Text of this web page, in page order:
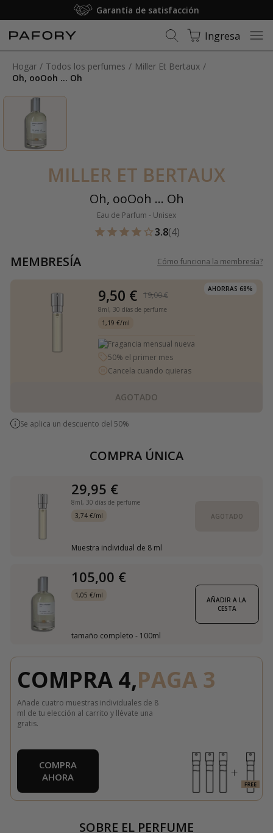
Garantía de satisfacción
Ingresa
Hogar Todos los perfumes
Miller Et Bertaux
Oh, ooOoh ... Oh
MILLER ET BERTAUX
Oh, ooOoh ... Oh
Eau de Parfum - Unisex
3.8(4)
MEMBRESÍA Cómo funciona la membresía?
AHORRAS 68%
9,50 € 19,00 €
8ml, 30 días de perfume
1,19 €/ml
Fragancia mensual nueva
50% el primer mes
Cancela cuando quieras
AGOTADO
Se aplica un descuento del 50%
COMPRA ÚNICA
29,95 €
8ml, 30 días de perfume
3,74 €/ml
Muestra individual de 8 ml
AGOTADO
105,00 €
1,05 €/ml
tamaño completo - 100ml
AÑADIR A LA
CESTA
COMPRA 4,PAGA 3
Añade cuatro muestras individuales de 8
ml de tu elección al carrito y llévate una
gratis.
COMPRA
AHORA
SOBRE EL PERFUME